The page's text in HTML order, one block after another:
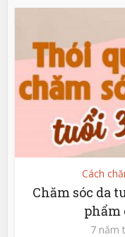
Cách
Chăm sóc da
phẩm
7 năm